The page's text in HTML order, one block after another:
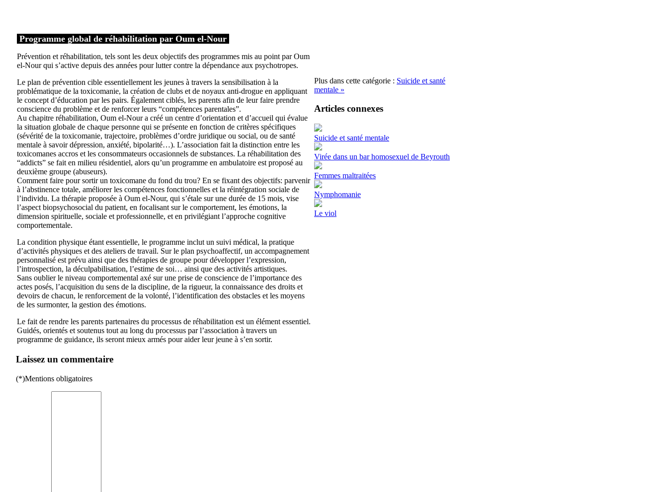
Programme global de réhabilitation par Oum el-Nour
Prévention et réhabilitation, tels sont les deux objectifs des programmes mis au point par Oum
el-Nour qui s’active depuis des années pour lutter contre la dépendance aux psychotropes.
Le plan de prévention cible essentiellement les jeunes à travers la sensibilisation à la
problématique de la toxicomanie, la création de clubs et de noyaux anti-drogue en appliquant
le concept d’éducation par les pairs. Également ciblés, les parents afin de leur faire prendre
conscience du problème et de renforcer leurs “compétences parentales”.
Au chapitre réhabilitation, Oum el-Nour a créé un centre d’orientation et d’accueil qui évalue
la situation globale de chaque personne qui se présente en fonction de critères spécifiques
(sévérité de la toxicomanie, trajectoire, problèmes d’ordre juridique ou social, ou de santé
mentale à savoir dépression, anxiété, bipolarité…). L’association fait la distinction entre les
toxicomanes accros et les consommateurs occasionnels de substances. La réhabilitation des
“addicts” se fait en milieu résidentiel, alors qu’un programme en ambulatoire est proposé au
deuxième groupe (abuseurs).
Comment faire pour sortir un toxicomane du fond du trou? En se fixant des objectifs: parvenir
à l’abstinence totale, améliorer les compétences fonctionnelles et la réintégration sociale de
l’individu. La thérapie proposée à Oum el-Nour, qui s’étale sur une durée de 15 mois, vise
l’aspect biopsychosocial du patient, en focalisant sur le comportement, les émotions, la
dimension spirituelle, sociale et professionnelle, et en privilégiant l’approche cognitive
comportementale.
La condition physique étant essentielle, le programme inclut un suivi médical, la pratique
d’activités physiques et des ateliers de travail. Sur le plan psychoaffectif, un accompagnement
personnalisé est prévu ainsi que des thérapies de groupe pour développer l’expression,
l’introspection, la déculpabilisation, l’estime de soi… ainsi que des activités artistiques.
Sans oublier le niveau comportemental axé sur une prise de conscience de l’importance des
actes posés, l’acquisition du sens de la discipline, de la rigueur, la connaissance des droits et
devoirs de chacun, le renforcement de la volonté, l’identification des obstacles et les moyens
de les surmonter, la gestion des émotions.
Le fait de rendre les parents partenaires du processus de réhabilitation est un élément essentiel.
Guidés, orientés et soutenus tout au long du processus par l’association à travers un
programme de guidance, ils seront mieux armés pour aider leur jeune à s’en sortir.
Plus dans cette catégorie : Suicide et santé
mentale »
Articles connexes
Suicide et santé mentale
Virée dans un bar homosexuel de Beyrouth
Femmes maltraitées
Nymphomanie
Le viol
Laissez un commentaire
(*)Mentions obligatoires